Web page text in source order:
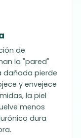
de
la "pared"
dañada pierde
y envejece
la piel
menos
dura